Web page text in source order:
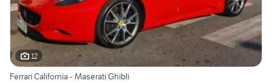
12
Ferrari California - Maserati Ghibli